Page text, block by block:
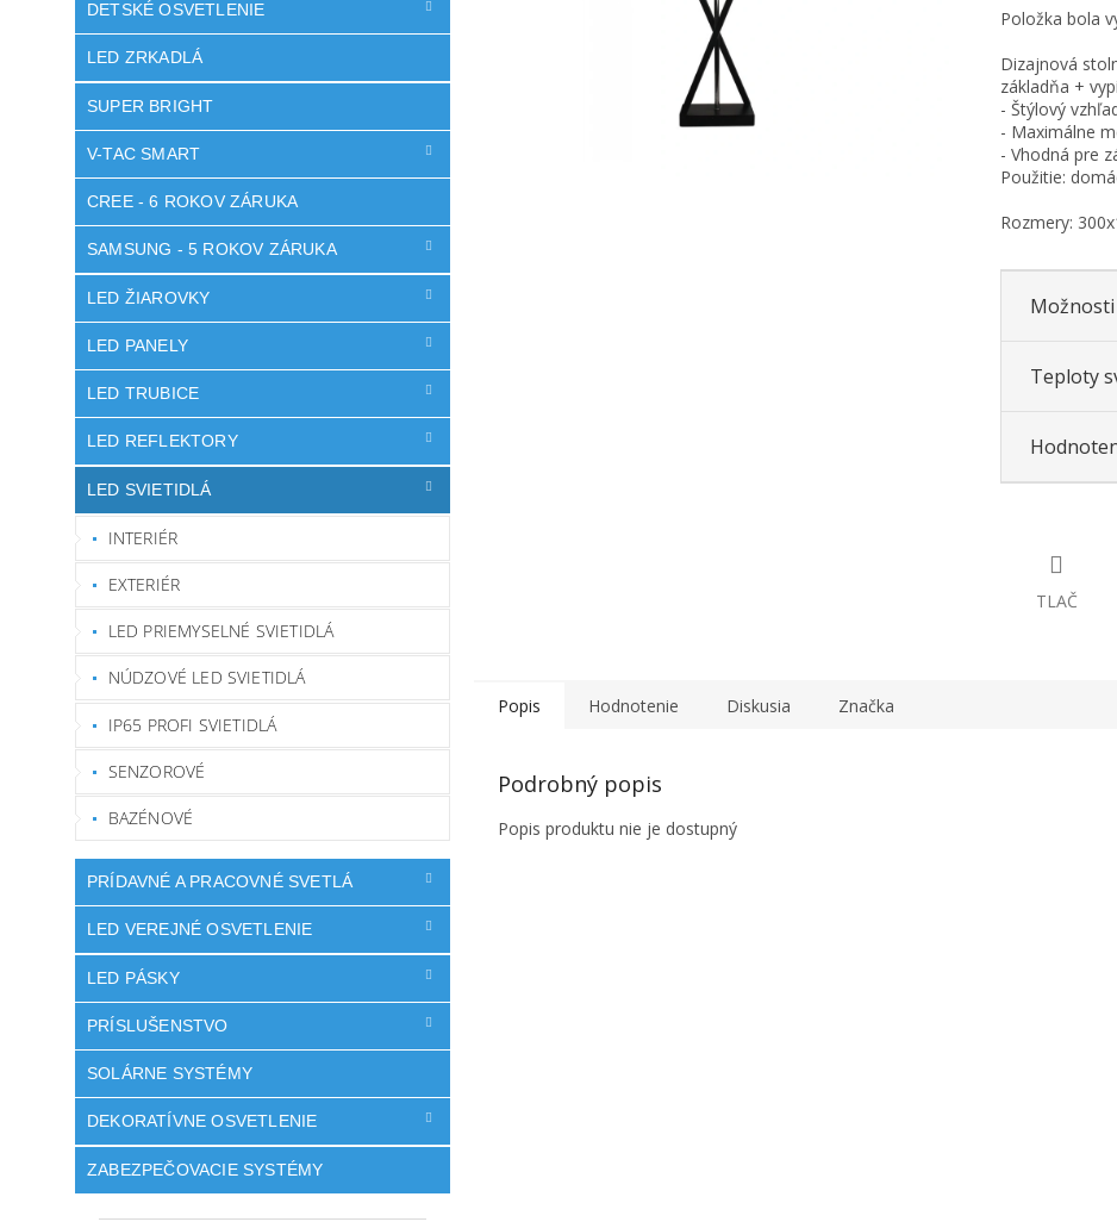
DETSKÉ OSVETLENIE
LED ZRKADLÁ
SUPER BRIGHT
V-TAC SMART
CREE - 6 ROKOV ZÁRUKA
SAMSUNG - 5 ROKOV ZÁRUKA
LED ŽIAROVKY
LED PANELY
LED TRUBICE
LED REFLEKTORY
LED SVIETIDLÁ
INTERIÉR
EXTERIÉR
LED PRIEMYSELNÉ SVIETIDLÁ
NÚDZOVÉ LED SVIETIDLÁ
IP65 PROFI SVIETIDLÁ
SENZOROVÉ
BAZÉNOVÉ
PRÍDAVNÉ A PRACOVNÉ SVETLÁ
LED VEREJNÉ OSVETLENIE
LED PÁSKY
PRÍSLUŠENSTVO
SOLÁRNE SYSTÉMY
DEKORATÍVNE OSVETLENIE
ZABEZPEČOVACIE SYSTÉMY
Položka bola
Dizajnová
základňa +
- Štýlový
- Maximálne
- Vhodná pre
Použitie:
Rozmery:
Teploty
TLAČ
Popis Hodnotenie Diskusia Značka
Podrobný popis
Popis produktu nie je dostupný